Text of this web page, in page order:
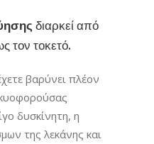
διαρκεί από
τον τοκετό.
βαρύνει πλέον
δυσκίνητη, η
της λεκάνης και